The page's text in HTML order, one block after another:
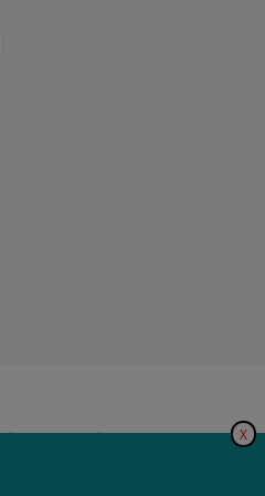
|Disclaimer|Voorwaarden X